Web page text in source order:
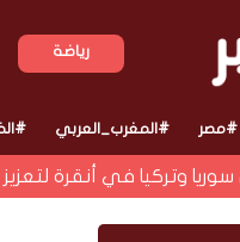
رياضة
#مصر #المغرب_العربي
وتركيا في أنقرة لتعزيز